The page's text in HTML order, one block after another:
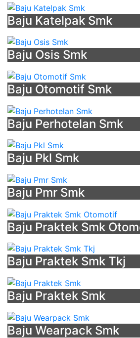
Dongker
Univ
Baju Katelpak Smk
Baju Osis Smk
Baju Otomotif Smk
Baju Perhotelan Smk
Baju Pkl Smk
Baju Pmr Smk
Baju Praktek Smk
Baju Praktek Smk Tkj
Baju Praktek Smk
Baju Wearpack Smk